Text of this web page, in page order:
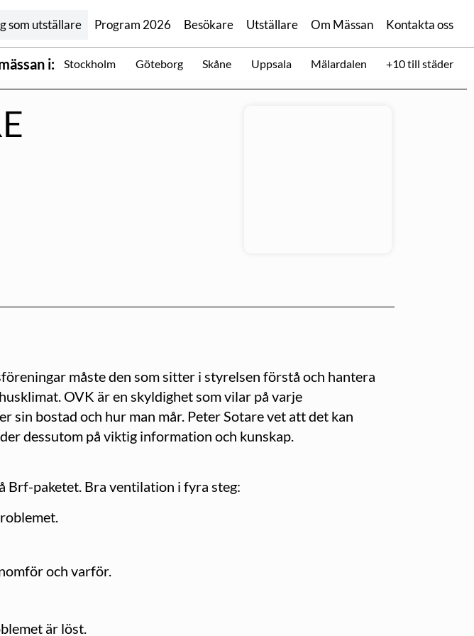
som utställare Program 2026 Besökare Utställare Om Mässan Kontakta oss
i: Stockholm Göteborg Skåne Uppsala Mälardalen +10 till städer
måste den som sitter i styrelsen förstå och hantera
OVK är en skyldighet som vilar på varje
sin bostad och hur man mår. Peter Sotare vet att det kan
dessutom på viktig information och kunskap.
Brf-paketet. Bra ventilation i fyra steg:
och varför.
är löst.